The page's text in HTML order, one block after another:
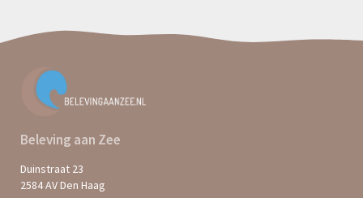
Beleving aan Zee
Duinstraat 23
2584 AV Den Haag